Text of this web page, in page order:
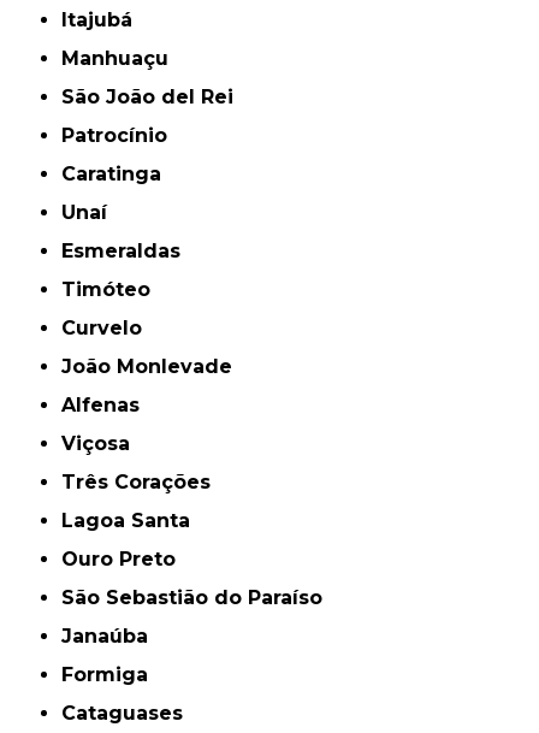
Itajubá
Manhuaçu
São João del Rei
Patrocínio
Caratinga
Unaí
Esmeraldas
Timóteo
Curvelo
João Monlevade
Alfenas
Viçosa
Três Corações
Lagoa Santa
Ouro Preto
São Sebastião do Paraíso
Janaúba
Formiga
Cataguases